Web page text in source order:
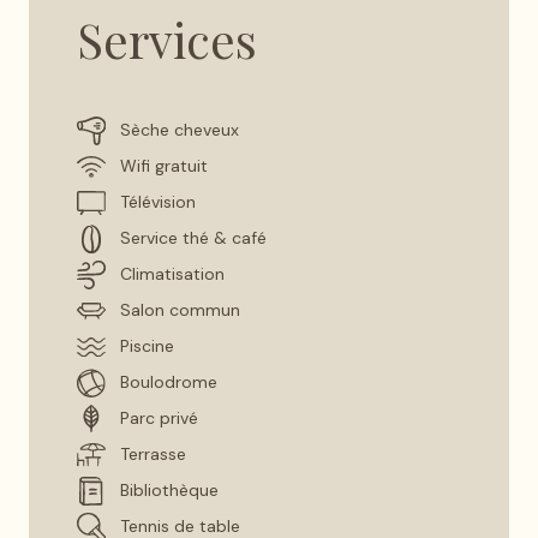
Services
Sèche cheveux
Wifi gratuit
Télévision
Service thé & café
Climatisation
Salon commun
Piscine
Boulodrome
Parc privé
Terrasse
Bibliothèque
Tennis de table